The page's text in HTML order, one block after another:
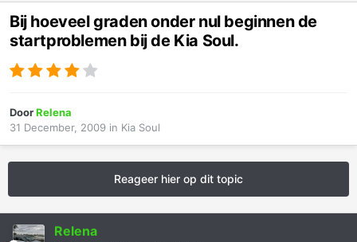
Bij hoeveel graden onder nul beginnen de
startproblemen bij de Kia Soul.
DoorRelena
31 December, 2009 in Kia Soul
Reageer hier op dit topic
Relena